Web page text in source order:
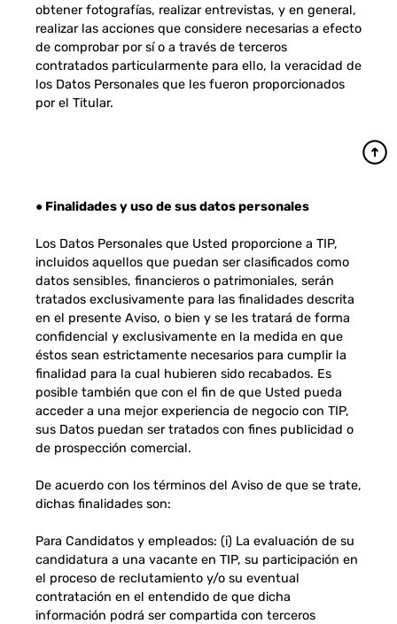
obtener fotografías, realizar entrevistas, y en general,
realizar las acciones que considere necesarias a efecto
de comprobar por sí o a través de terceros
contratados particularmente para ello, la veracidad de
los Datos Personales que les fueron proporcionados
por el Titular.
● Finalidades y uso de sus datos personales
Los Datos Personales que Usted proporcione a TIP,
incluidos aquellos que puedan ser clasificados como
datos sensibles, financieros o patrimoniales, serán
tratados exclusivamente para las finalidades descrita
en el presente Aviso, o bien y se les tratará de forma
confidencial y exclusivamente en la medida en que
éstos sean estrictamente necesarios para cumplir la
finalidad para la cual hubieren sido recabados. Es
posible también que con el fin de que Usted pueda
acceder a una mejor experiencia de negocio con TIP,
sus Datos puedan ser tratados con fines publicidad o
de prospección comercial.
De acuerdo con los términos del Aviso de que se trate,
dichas finalidades son:
Para Candidatos y empleados: (i) La evaluación de su
candidatura a una vacante en TIP, su participación en
el proceso de reclutamiento y/o su eventual
contratación en el entendido de que dicha
información podrá ser compartida con terceros